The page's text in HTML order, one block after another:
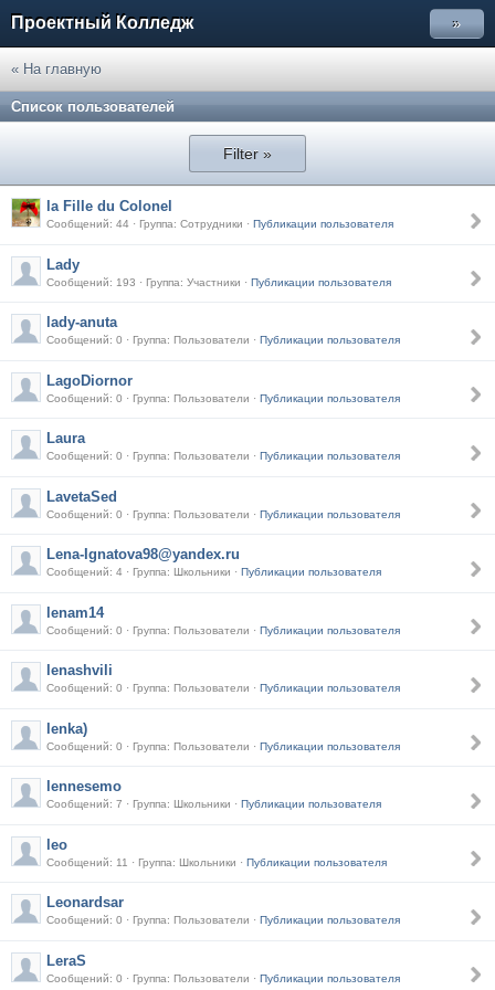
Проектный Колледж »
« На главную
Список пользователей
Filter »
la Fille du Colonel
Сообщений: 44 · Группа: Сотрудники · Публикации пользователя
Lady
Сообщений: 193 · Группа: Участники · Публикации пользователя
lady-anuta
Сообщений: 0 · Группа: Пользователи · Публикации пользователя
LagoDiornor
Сообщений: 0 · Группа: Пользователи · Публикации пользователя
Laura
Сообщений: 0 · Группа: Пользователи · Публикации пользователя
LavetaSed
Сообщений: 0 · Группа: Пользователи · Публикации пользователя
Lena-Ignatova98@yandex.ru
Сообщений: 4 · Группа: Школьники · Публикации пользователя
lenam14
Сообщений: 0 · Группа: Пользователи · Публикации пользователя
lenashvili
Сообщений: 0 · Группа: Пользователи · Публикации пользователя
lenka)
Сообщений: 0 · Группа: Пользователи · Публикации пользователя
lennesemo
Сообщений: 7 · Группа: Школьники · Публикации пользователя
leo
Сообщений: 11 · Группа: Школьники · Публикации пользователя
Leonardsar
Сообщений: 0 · Группа: Пользователи · Публикации пользователя
LeraS
Сообщений: 0 · Группа: Пользователи · Публикации пользователя